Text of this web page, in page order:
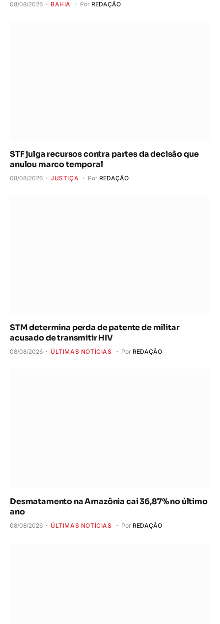
08/08/2026 BAHIA Por REDAÇÃO
STF julga recursos contra partes da decisão que
anulou marco temporal
08/08/2026 JUSTIÇA Por REDAÇÃO
STM determina perda de patente de militar
acusado de transmitir HIV
08/08/2026 ÚLTIMAS NOTÍCIAS Por REDAÇÃO
Desmatamento na Amazônia cai 36,87% no último
ano
08/08/2026 ÚLTIMAS NOTÍCIAS Por REDAÇÃO